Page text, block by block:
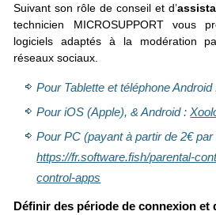
Suivant son rôle de conseil et d’
technicien MICROSUPPORT vous
logiciels adaptés à la modération
réseaux sociaux.
Pour Tablette et téléphone
Pour iOS (Apple), & Android :
Pour PC (payant à partir de 2€
https://fr.software.fish/parental-
control-apps
Définir des période de connexion et